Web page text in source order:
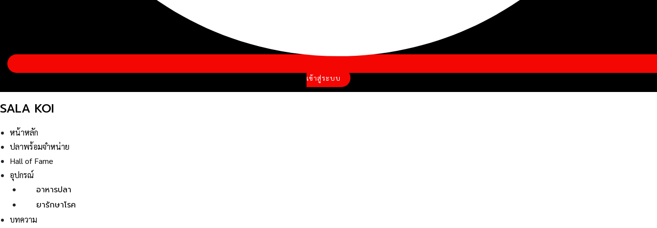
เข้าสู่ระบบ
SALA KOI
หน้าหลัก
ปลาพร้อมจำหน่าย
Hall of Fame
อุปกรณ์
อาหารปลา
ยารักษาโรค
บทความ